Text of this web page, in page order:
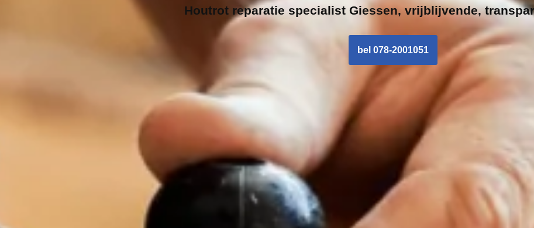
Houtrot reparatie specialistGiessen, vrijblijvende,
bel 078-2001051